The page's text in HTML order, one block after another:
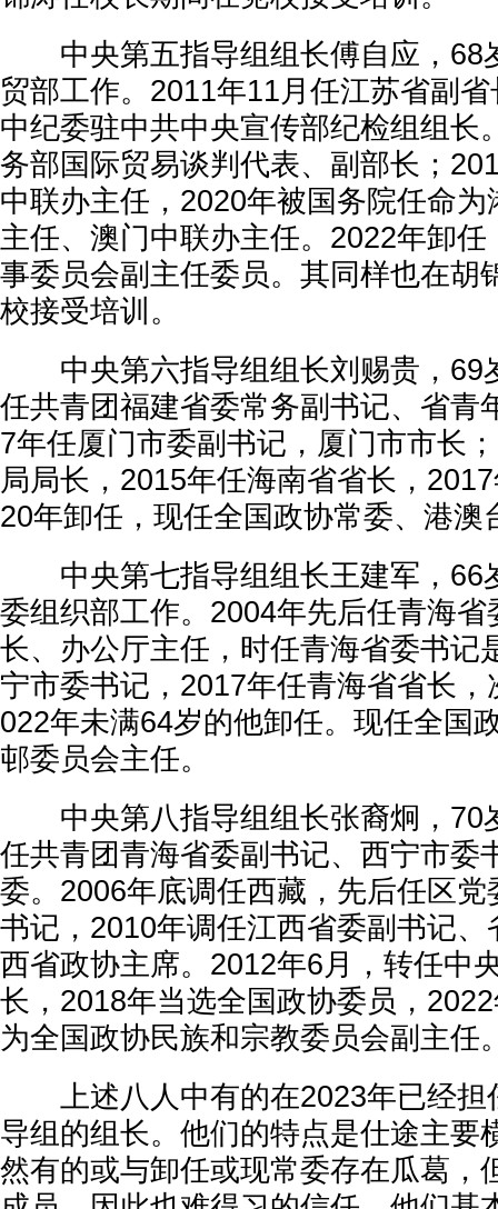
中央第五指导组组长傅自应，68
贸部工作。2011年11月任江苏省副
中纪委驻中共中央宣传部纪检组组长
务部国际贸易谈判代表、副部长；
中联办主任，2020年被国务院任命
主任、澳门中联办主任。2022年卸
事委员会副主任委员。其同样也在胡
校接受培训。
中央第六指导组组长刘赐贵，69
任共青团福建省委常务副书记、省青
7年任厦门市委副书记，厦门市市长
局局长，2015年任海南省省长，
20年卸任，现任全国政协常委、港澳
中央第七指导组组长王建军，66
委组织部工作。2004年先后任青海
长、办公厅主任，时任青海省委书记
宁市委书记，2017年任青海省省长
022年未满64岁的他卸任。现任全国
邨委员会主任。
中央第八指导组组长张裔炯，70
任共青团青海省委副书记、西宁市委
委。2006年底调任西藏，先后任区
书记，2010年调任江西省委副书记
西省政协主席。2012年6月，转任中
长，2018年当选全国政协委员，
为全国政协民族和宗教委员会副主任
上述八人中有的在2023年已经担
导组的组长。他们的特点是仕途主要
然有的或与卸任或现常委存在瓜葛，